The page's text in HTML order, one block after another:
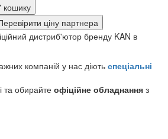
кошику
ціну партнера
дистриб'ютор бренду KAN в
компаній у нас діють спеціальні
та обирайте офіційне обладнання з